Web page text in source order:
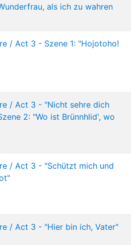
als ich zu wahren
/ Act 3 - Szene 1: "Hojotoho!
/ Act 3 - "Nicht sehre dich
2: "Wo ist Brünnhlid', wo
/ Act 3 - "Schützt mich und
/ Act 3 - "Hier bin ich, Vater"